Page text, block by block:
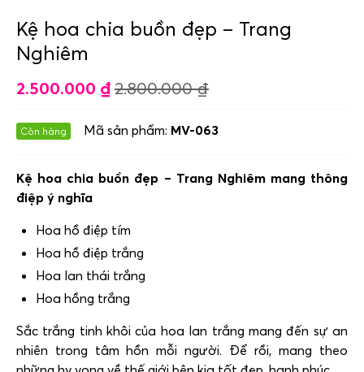
Kệ hoa chia buồn đẹp – Trang
Nghiêm
2.500.000 ₫ 2.800.000₫
Còn hàng Mã sản phẩm: MV-063
Kệ hoa chia buồn đẹp – Trang Nghiêm mang thông
điệp ý nghĩa
Hoa hồ điệp tím
Hoa hồ điệp trắng
Hoa lan thái trắng
Hoa hồng trắng
Sắc trắng tinh khôi của hoa lan trắng mang đến sự an
nhiên trong tâm hồn mỗi người. Để rồi, mang theo